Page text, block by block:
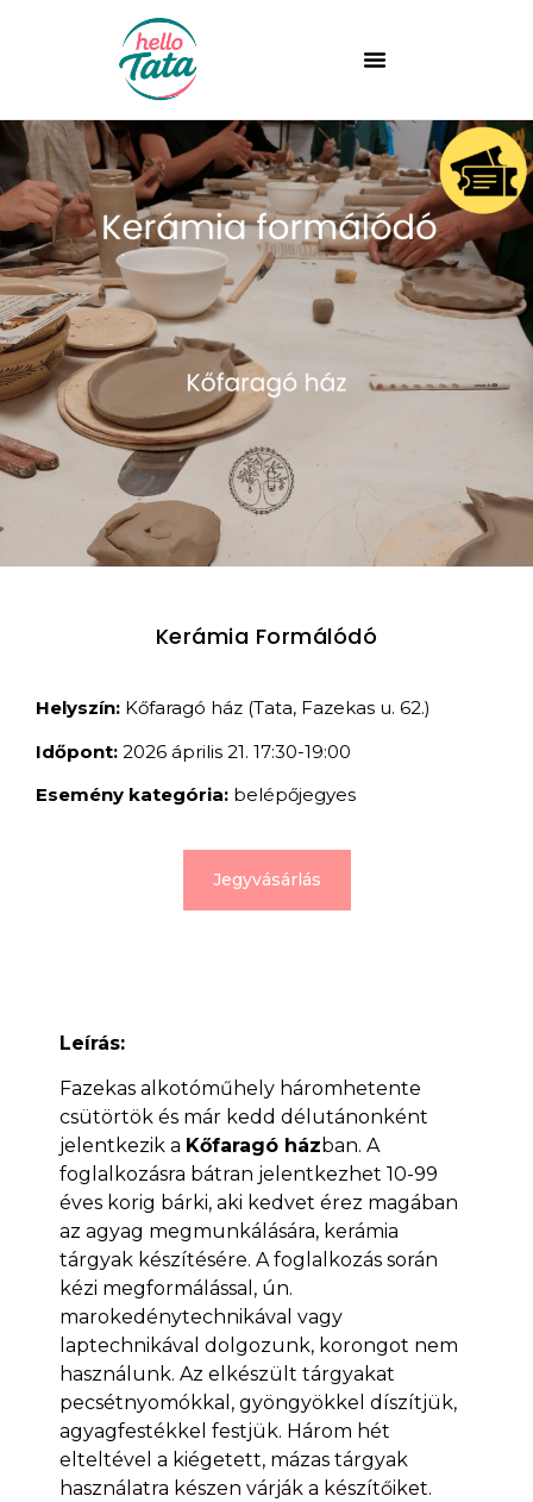
Kerámia Formálódó
Helyszín: Kőfaragó ház (Tata, Fazekas u. 62.)
Időpont: 2026 április 21. 17:30-19:00
Esemény kategória: belépőjegyes
Jegyvásárlás
Leírás:
Fazekas alkotóműhely háromhetente
csütörtök és már kedd délutánonként
jelentkezik a Kőfaragó házban. A
foglalkozásra bátran jelentkezhet 10-99
éves korig bárki, aki kedvet érez magában
az agyag megmunkálására, kerámia
tárgyak készítésére. A foglalkozás során
kézi megformálással, ún.
marokedénytechnikával vagy
laptechnikával dolgozunk, korongot nem
használunk. Az elkészült tárgyakat
pecsétnyomókkal, gyöngyökkel díszítjük,
agyagfestékkel festjük. Három hét
elteltével a kiégetett, mázas tárgyak
használatra készen várják a készítőiket.